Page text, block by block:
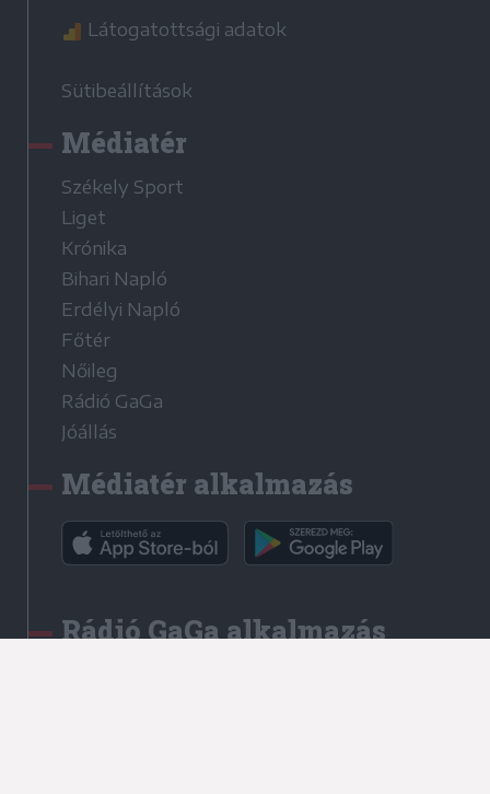
Látogatottsági adatok
Sütibeállítások
Médiatér
Székely Sport
Liget
Krónika
Bihari Napló
Erdélyi Napló
Főtér
Nőileg
Rádió GaGa
Jóállás
Médiatér alkalmazás
Rádió GaGa alkalmazás